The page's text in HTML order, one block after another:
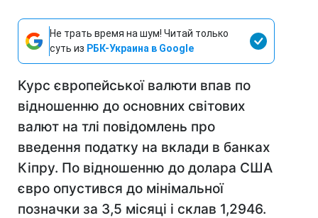
Не трать время на шум! Читай только
суть из РБК-Украина в Google
Курс європейської валюти впав по
відношенню до основних світових
валют на тлі повідомлень про
введення податку на вклади в банках
Кіпру. По відношенню до долара США
євро опустився до мінімальної
позначки за 3,5 місяці і склав 1,2946.